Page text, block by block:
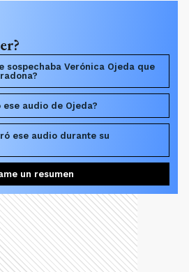
sospechaba Verónica Ojeda que
audio de Ojeda?
ese audio durante su
un resumen